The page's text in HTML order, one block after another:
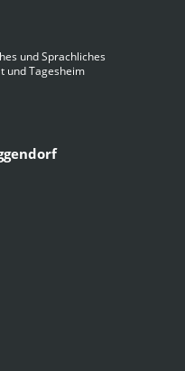
und Sprachliches
und Tagesheim